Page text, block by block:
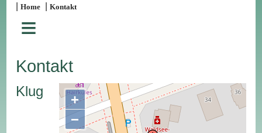
|Home |Kontakt
≡
Kontakt
+
−
Klug